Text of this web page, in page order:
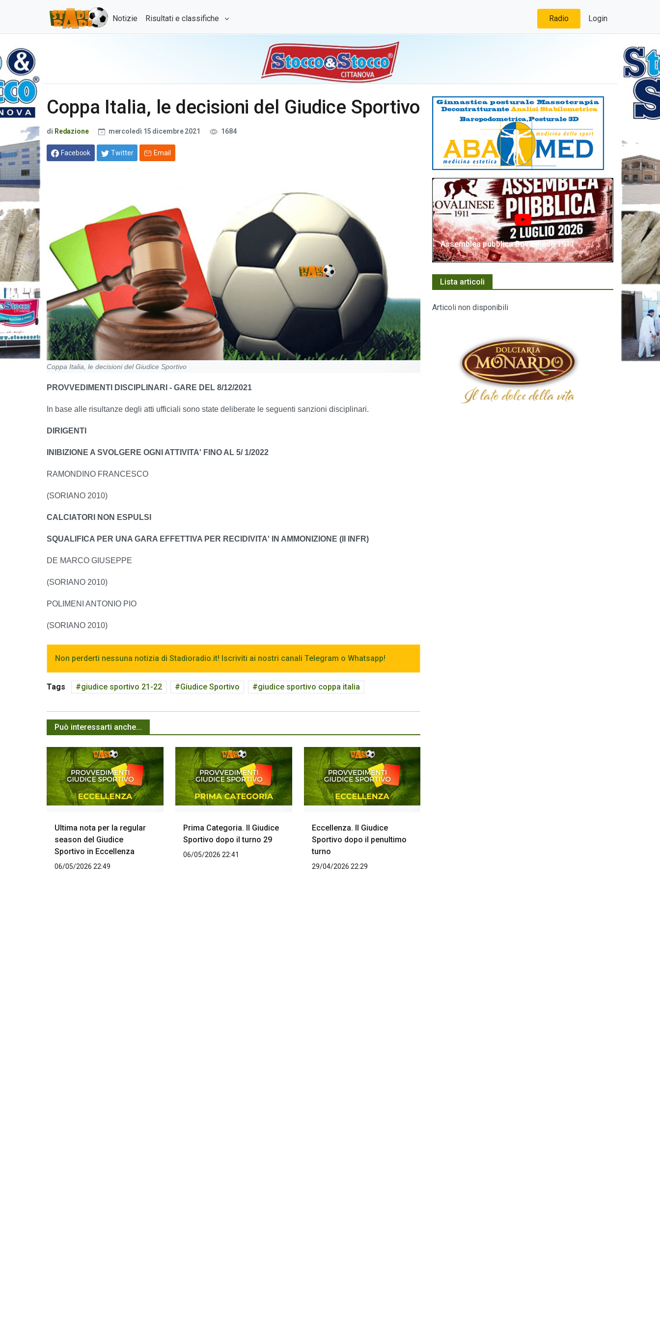
Notizie Risultati e classifiche Radio Login
Coppa Italia, le decisioni del Giudice Sportivo
di Redazione mercoledì 15 dicembre 2021 1684
Facebook Twitter Email
Coppa Italia, le decisioni del Giudice Sportivo
PROVVEDIMENTI DISCIPLINARI - GARE DEL 8/12/2021
In base alle risultanze degli atti ufficiali sono state deliberate le seguenti sanzioni disciplinari.
DIRIGENTI
INIBIZIONE A SVOLGERE OGNI ATTIVITA' FINO AL 5/ 1/2022
RAMONDINO FRANCESCO
(SORIANO 2010)
CALCIATORI NON ESPULSI
SQUALIFICA PER UNA GARA EFFETTIVA PER RECIDIVITA' IN AMMONIZIONE (II INFR)
DE MARCO GIUSEPPE
(SORIANO 2010)
POLIMENI ANTONIO PIO
(SORIANO 2010)
Non perderti nessuna notizia di Stadioradio.it! Iscriviti ai nostri canali Telegram o Whatsapp!
Tags giudice sportivo 21-22 Giudice Sportivo giudice sportivo coppa italia
Può interessarti anche...
Ultima nota per la regular
season del Giudice
Sportivo in Eccellenza
06/05/2026 22:49
Prima Categoria. Il Giudice
Sportivo dopo il turno 29
06/05/2026 22:41
Eccellenza. Il Giudice
Sportivo dopo il penultimo
turno
29/04/2026 22:29
Assemblea pubblica Bovalinese 1911
Lista articoli
Articoli non disponibili